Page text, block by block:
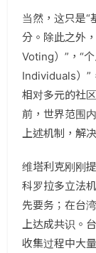
当然，这只是“
分。除此之外
Voting）”，“
Individuals）”
相对多元的社
前，世界范围
上述机制，解
维塔利克刚刚
科罗拉多立法
先要务；在台
上达成共识。
收集过程中大